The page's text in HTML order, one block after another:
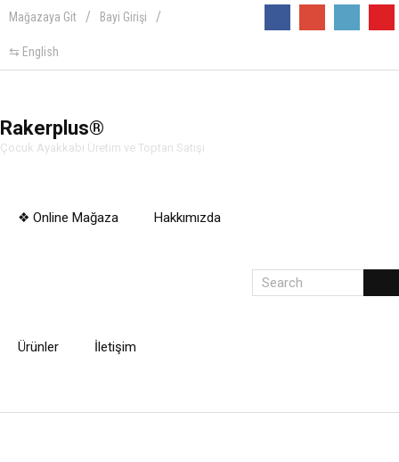
Mağazaya Git Bayi Girişi
⇆ English
Rakerplus®
Çocuk Ayakkabı Üretim ve Toptan Satışı
❖ Online Mağaza Hakkımızda
Ürünler İletişim